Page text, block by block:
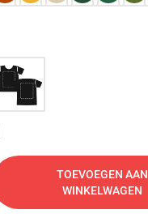
TOEVOEGEN AAN
WINKELWAGEN